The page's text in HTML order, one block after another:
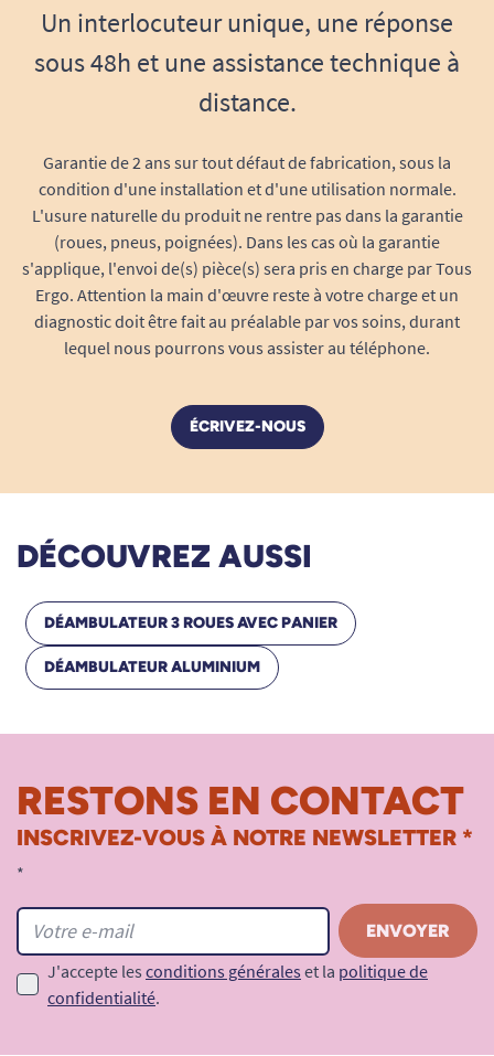
maniable, avec un franchissement facile des
obstacles et des freins sur les deux poignées
peut offrir une grande aide aux personnes qui
ont besoin de soutien pour se déplacer en toute
sécurité.
Un interlocuteur unique, une réponse
sous 48h et une assistance technique à
distance.
Garantie de 2 ans sur tout défaut de fabrication, sous la
condition d'une installation et d'une utilisation normale.
L'usure naturelle du produit ne rentre pas dans la garantie
(roues, pneus, poignées). Dans les cas où la garantie
s'applique, l'envoi de(s) pièce(s) sera pris en charge par Tous
Ergo. Attention la main d'œuvre reste à votre charge et un
diagnostic doit être fait au préalable par vos soins, durant
lequel nous pourrons vous assister au téléphone.
ÉCRIVEZ-NOUS
DÉCOUVREZ AUSSI
DÉAMBULATEUR 3 ROUES AVEC PANIER
DÉAMBULATEUR ALUMINIUM
RESTONS EN CONTACT
INSCRIVEZ-VOUS À NOTRE NEWSLETTER *
*
J'accepte les conditions générales et la politique de
confidentialité.